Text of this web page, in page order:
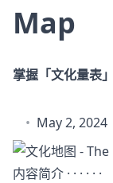
Map
掌握「文化量表
May 2, 2024
内容简介 · · · · · ·